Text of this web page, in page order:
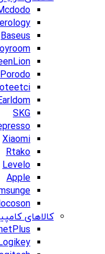
Baseus
Porodo
SKG
Xiaomi
Rtako
Levelo
Apple
کالاهای